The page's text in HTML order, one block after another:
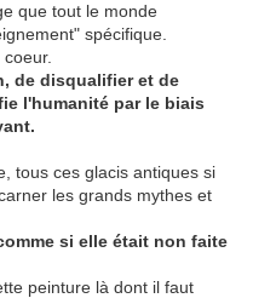
que tout le monde
spécifique.
de disqualifier et de
l'humanité par le biais
tous ces glacis antiques si
les grands mythes et
si elle était non faite
peinture là dont il faut